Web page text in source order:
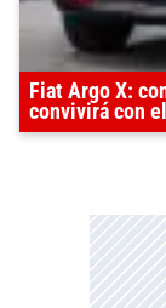
Fiat Argo X:
convivirá con